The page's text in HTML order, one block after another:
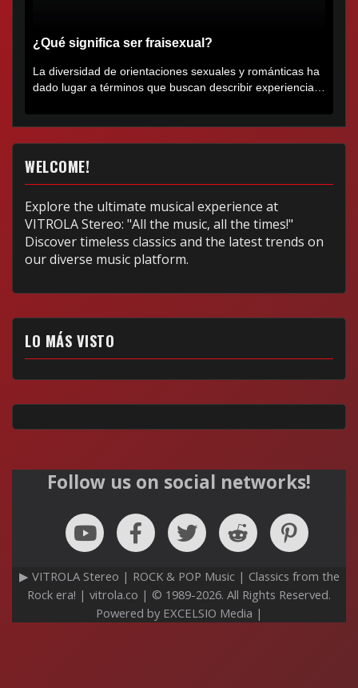
¿Qué significa ser fraisexual?
La diversidad de orientaciones sexuales y románticas ha
dado lugar a términos que buscan describir experiencias
WELCOME!
Explore the ultimate musical experience at
VITROLA Stereo: "All the music, all the times!"
Discover timeless classics and the latest trends on
our diverse music platform.
LO MÁS VISTO
Follow us on social networks!
▶ VITROLA Stereo | ROCK & POP Music | Classics from the
Rock era! | vitrola.co | © 1989-2026. All Rights Reserved.
Powered by EXCELSIO Media |